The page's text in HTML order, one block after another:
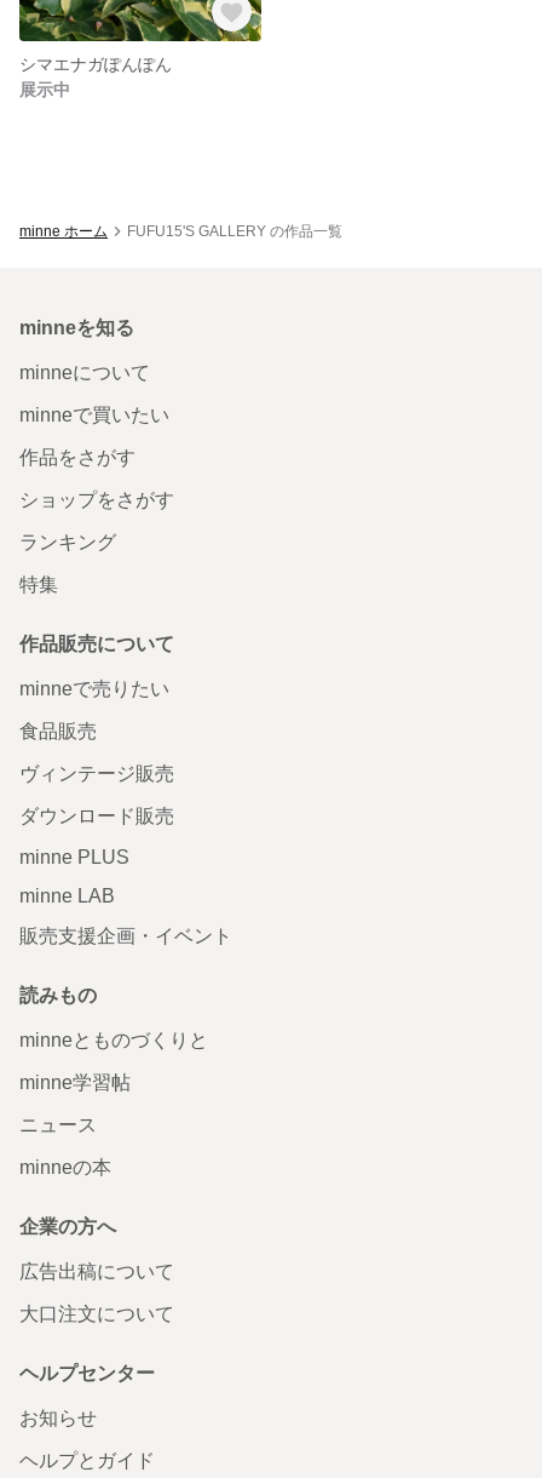
シマエナガぽんぽん
展示中
minne ホーム FUFU15'S GALLERY の作品一覧
minneを知る
minneについて
minneで買いたい
作品をさがす
ショップをさがす
ランキング
特集
作品販売について
minneで売りたい
食品販売
ヴィンテージ販売
ダウンロード販売
minne PLUS
minne LAB
販売支援企画・イベント
読みもの
minneとものづくりと
minne学習帖
ニュース
minneの本
企業の方へ
広告出稿について
大口注文について
ヘルプセンター
お知らせ
ヘルプとガイド